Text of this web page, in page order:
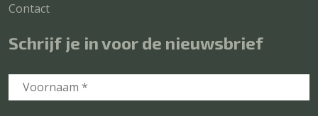
Contact
Schrijf je in voor de nieuwsbrief